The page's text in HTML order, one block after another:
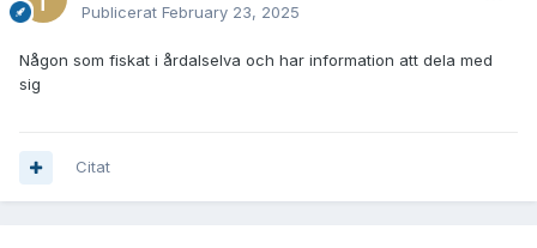
Publicerat February 23, 2025
Någon som fiskat i årdalselva och har information att dela med
sig
Citat